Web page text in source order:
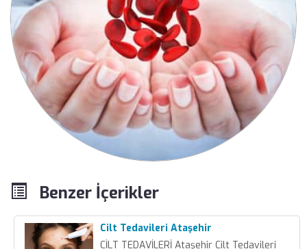
Benzer İçerikler
Cilt Tedavileri Ataşehir
CİLT TEDAVİLERİ Ataşehir Cilt Tedavileri